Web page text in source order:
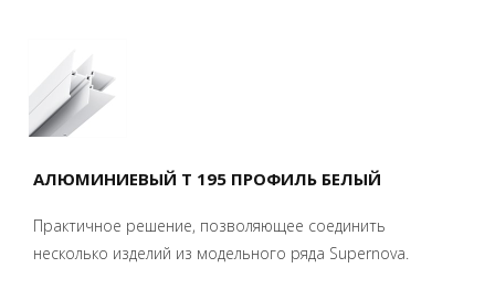
АЛЮМИНИЕВЫЙ T 195 ПРОФИЛЬ БЕЛЫЙ
Практичное решение, позволяющее соединить
несколько изделий из модельного ряда Supernova.